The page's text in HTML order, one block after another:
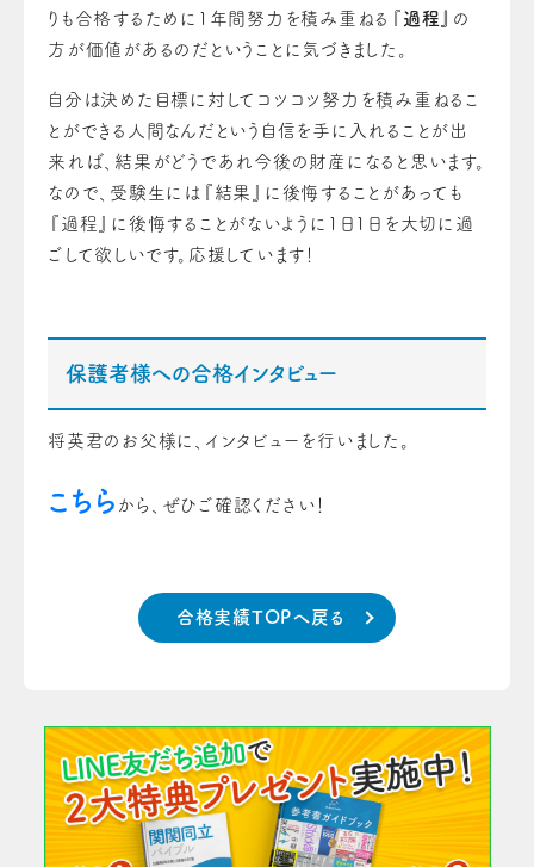
りも合格するために1年間努力を積み重ねる『 過程』 の
方が価値があるのだということに気づきました。
自分は決めた目標に対してコツコツ努力を積み重ねるこ
とができる人間なんだという自信を手に入れることが出
来れば、結果がどうであれ今後の財産になると思います。
なので、受験生には『結果』に後悔することがあっても
『過程』に後悔することがないように1日1日を大切に過
ごして欲しいです。応援しています！
保護者様への合格インタビュー
将英君のお父様に、インタビューを行いました。
こちら から、ぜひご確認ください！
合格実績TOPへ戻る